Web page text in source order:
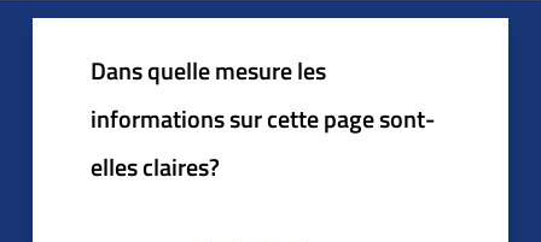
Dans quelle mesure les
informations sur cette page sont-
elles claires?